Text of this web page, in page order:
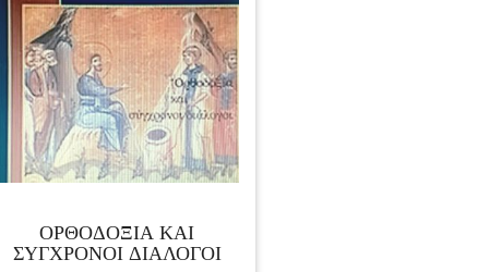
ΟΡΘΟΔΟΞΙΑ ΚΑΙ
ΣΥΓΧΡΟΝΟΙ ΔΙΑΛΟΓΟΙ